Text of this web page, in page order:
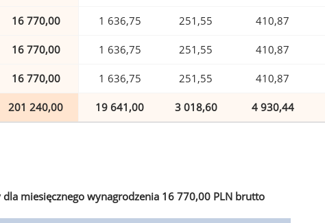
16 770,00 1 636,75 251,55 410,87
16 770,00 1 636,75 251,55 410,87
16 770,00 1 636,75 251,55 410,87
201 240,00 19 641,00 3 018,60 4 930,44
dla miesięcznego wynagrodzenia 16 770,00 PLN brutto